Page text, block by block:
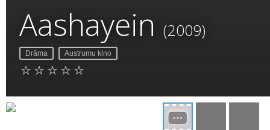
Aashayein (2009)
Drāma Austrumu kino